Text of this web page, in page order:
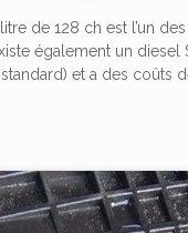
de 128 ch est l’un
également un diesel
et a des coûts